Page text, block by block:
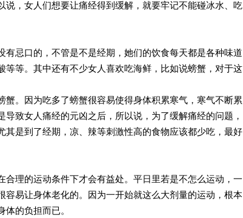
说，女人们想要让痛经得到缓解，就要牢记不能碰冰水、吃
忌口的，不管是不是经期，她们的饮食每天都是各种味道
等等。其中还有不少女人喜欢吃海鲜，比如说螃蟹，对于这
。因为吃多了螃蟹很容易使得身体积累寒气，寒气不断累
致女人痛经的元凶之后，所以说，为了缓解痛经的问题，
其是到了经期，凉、辣等刺激性高的食物应该都少吃，最好
理的运动条件下才会有益处。平日里若是不怎么运动，一
容易让身体老化的。因为一开始就这么大剂量的运动，根本
的负担而已。